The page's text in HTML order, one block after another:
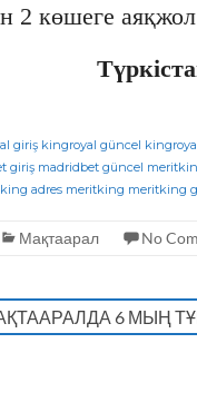
көшеге
giriş kingroyal güncel
giriş madridbet güncel
adres meritking meritking
Мақтаарал No
6 МЫҢ